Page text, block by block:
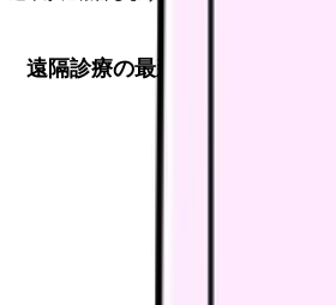
遠隔診療の最新トレンドと今後